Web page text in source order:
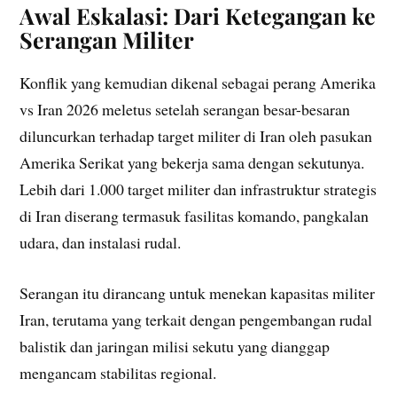
Awal Eskalasi: Dari Ketegangan ke
Serangan Militer
Konflik yang kemudian dikenal sebagai perang Amerika
vs Iran 2026 meletus setelah serangan besar-besaran
diluncurkan terhadap target militer di Iran oleh pasukan
Amerika Serikat yang bekerja sama dengan sekutunya.
Lebih dari 1.000 target militer dan infrastruktur strategis
di Iran diserang termasuk fasilitas komando, pangkalan
udara, dan instalasi rudal.
Serangan itu dirancang untuk menekan kapasitas militer
Iran, terutama yang terkait dengan pengembangan rudal
balistik dan jaringan milisi sekutu yang dianggap
mengancam stabilitas regional.